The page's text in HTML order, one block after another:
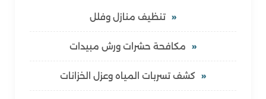
تنظيف منازل وفلل
مكافحة حشرات ورش مبيدات
كشف تسربات المياه وعزل الخزانات